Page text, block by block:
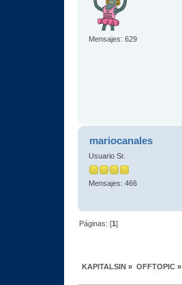
Mensajes: 629
mariocanales
Usuario Sr.
Mensajes: 466
Páginas: [1]
KAPITALSIN » OFFTOPIC»